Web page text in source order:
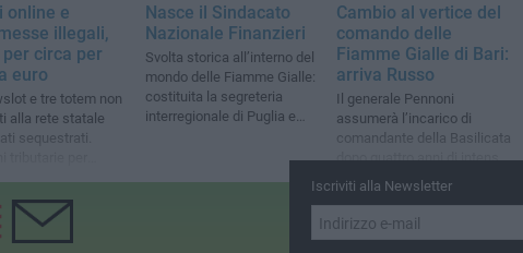
online e
illegali,
circa per
euro
e tre totem non
alla rete statale
sequestrati.
Nasce il Sindacato
Nazionale Finanzieri
Svolta storica all’interno del
mondo delle Fiamme Gialle:
costituita la segreteria
interregionale di Puglia e
Cambio al vertice del
comando delle
Fiamme Gialle di Bari:
arriva Russo
Il generale Pennoni
assumerà l’incarico di
comandante della Basilicata
dopo quattro anni di intensa
attività sul territorio barese
Iscriviti alla Newsletter